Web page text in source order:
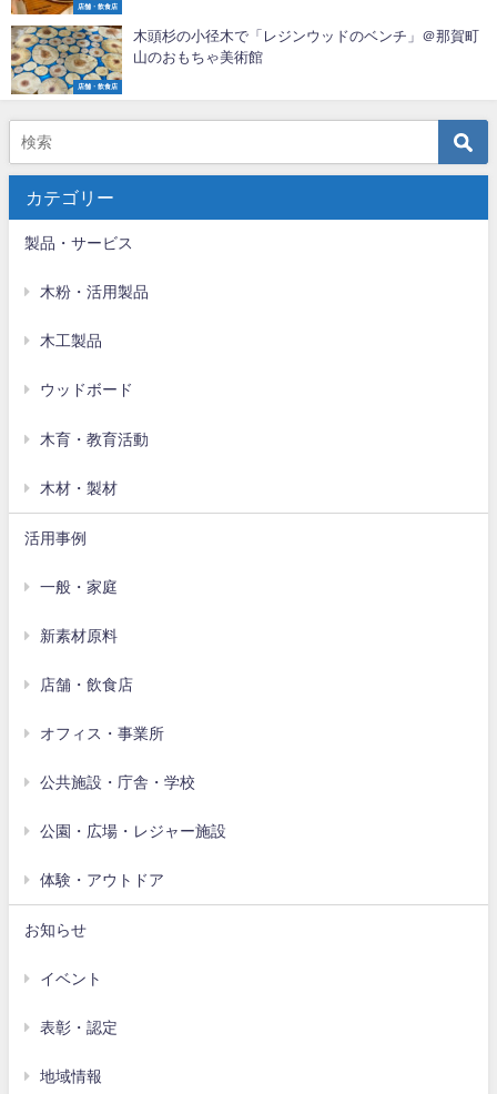
店舗・飲食店
店舗・飲食店
木頭杉の小径木で「レジンウッドのベンチ」＠那賀町
山のおもちゃ美術館
カテゴリー
製品・サービス
木粉・活用製品
木工製品
ウッドボード
木育・教育活動
木材・製材
活用事例
一般・家庭
新素材原料
店舗・飲食店
オフィス・事業所
公共施設・庁舎・学校
公園・広場・レジャー施設
体験・アウトドア
お知らせ
イベント
表彰・認定
地域情報